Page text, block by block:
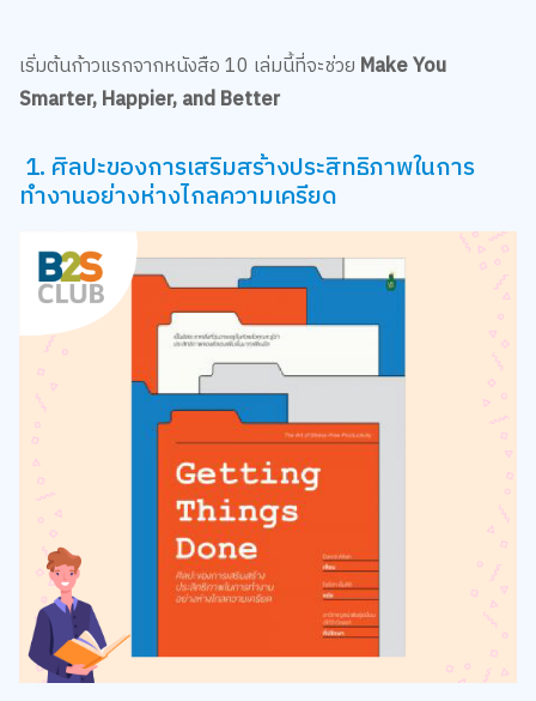
เริ่มต้นก้าวแรกจากหนังสือ 10 เล่มนี้ที่จะช่วย Make You
Smarter, Happier, and Better
1. ศิลปะของการเสริมสร้างประสิทธิภาพในการ
ทำงานอย่างห่างไกลความเครียด